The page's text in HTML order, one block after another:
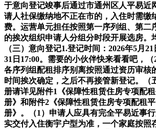
于意向登记竣事后通过市通州区人平易近
请人社保缴纳地不正在市的，入住时需缴
费。运营单元担任按照第一序列组、第二
的挨次组织申请人分组分时段开展选房。
（三）意向登记1.登记时间：2026年5月21
31日17:00。需要的小伙伴快来看看吧，（
各序列组配租排序别离按照通过资历审核
时间挨次确定，之后不再接管新登记。（
册请详见附件1《保障性租赁住房专项配
册》和附件2《保障性租赁住房专项配租
册》。（1）申请人应具有完全平易近事
实交付入住衡宇户型为准，一个家庭按照